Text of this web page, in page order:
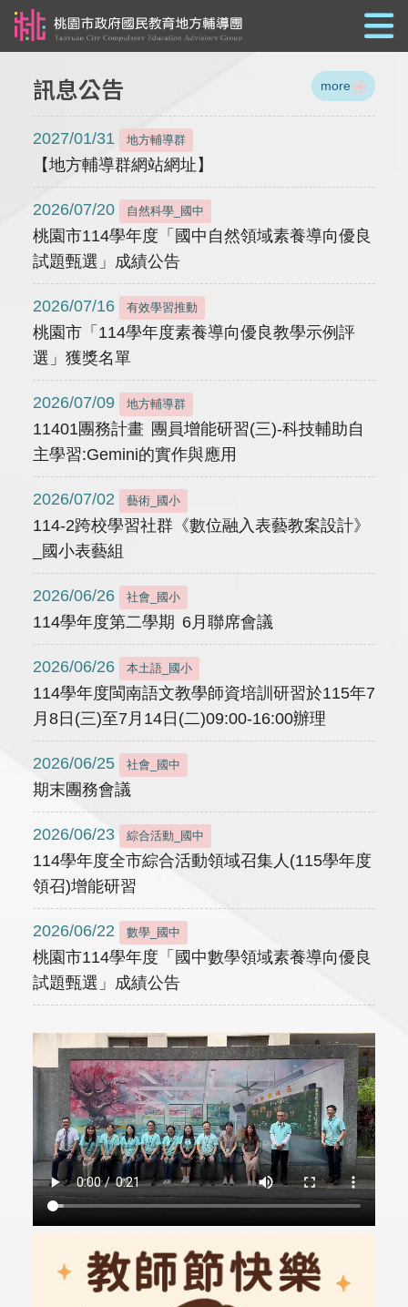
訊息公告 more
2027/01/31 地方輔導群
【地方輔導群網站網址】
2026/07/20 自然科學_國中
桃園市114學年度「國中自然領域素養導向優良
試題甄選」成績公告
2026/07/16 有效學習推動
桃園市「114學年度素養導向優良教學示例評
選」獲獎名單
2026/07/09 地方輔導群
11401團務計畫 團員增能研習(三)-科技輔助自
主學習:Gemini的實作與應用
2026/07/02 藝術_國小
114-2跨校學習社群《數位融入表藝教案設計》
_國小表藝組
2026/06/26 社會_國小
114學年度第二學期 6月聯席會議
2026/06/26 本土語_國小
114學年度閩南語文教學師資培訓研習於115年7
月8日(三)至7月14日(二)09:00-16:00辦理
2026/06/25 社會_國中
期末團務會議
2026/06/23 綜合活動_國中
114學年度全市綜合活動領域召集人(115學年度
領召)增能研習
2026/06/22 數學_國中
桃園市114學年度「國中數學領域素養導向優良
試題甄選」成績公告